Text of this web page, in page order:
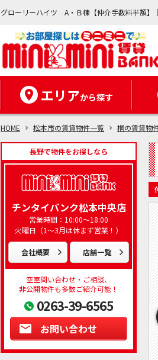
グローリーハイツ A・Ｂ棟【仲介手数料半額】
エリアから探す
HOME 松本市の賃貸物件一覧 桐の賃貸物
長野で物件をお探しなら
チンタイバンク松本中央店
営業時間：10:00～18:00
火曜日（1～3月は休まず営業！）
会社概要 店舗一覧
空室問い合わせ・ご相談、
非公開物件も多数ご紹介可能！
0263-39-6565
お問い合わせ